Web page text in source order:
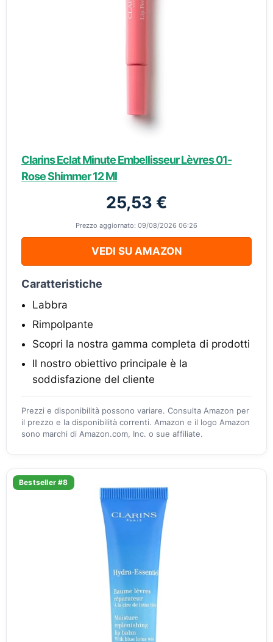
Clarins Eclat Minute Embellisseur Lèvres 01-
Rose Shimmer 12 Ml
25,53 €
Prezzo aggiornato: 09/08/2026 06:26
VEDI SU AMAZON
Caratteristiche
Labbra
Rimpolpante
Scopri la nostra gamma completa di prodotti
Il nostro obiettivo principale è la
soddisfazione del cliente
Prezzi e disponibilità possono variare. Consulta Amazon per
il prezzo e la disponibilità correnti. Amazon e il logo Amazon
sono marchi di Amazon.com, Inc. o sue affiliate.
Bestseller #8